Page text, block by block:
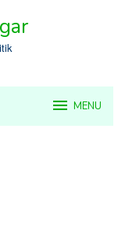
MENU